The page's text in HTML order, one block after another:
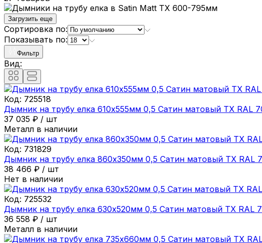
Загрузить еще
Сортировка по:
Показывать по:
Фильтр
Вид:
Код: 725518
Дымник на трубу елка 610х555мм 0,5 Сатин матовый ТХ RAL
37 035 ₽ / шт
Металл в наличии
Код: 731829
Дымник на трубу елка 860х350мм 0,5 Сатин матовый ТХ RAL
38 466 ₽ / шт
Нет в наличии
Код: 725532
Дымник на трубу елка 630х520мм 0,5 Сатин матовый ТХ RAL
36 558 ₽ / шт
Металл в наличии